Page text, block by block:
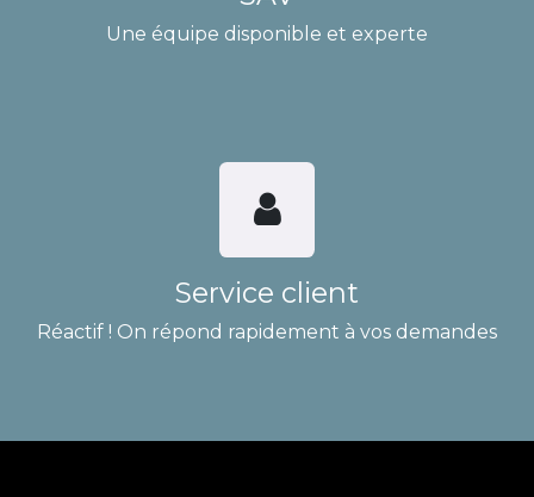
Une équipe disponible et experte
Service client
Réactif ! On répond rapidement à vos demandes